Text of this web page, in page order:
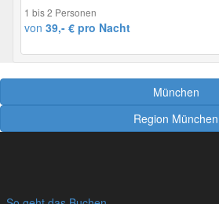
1 bis 2 Personen
von 39,- € pro Nacht
München
Region München